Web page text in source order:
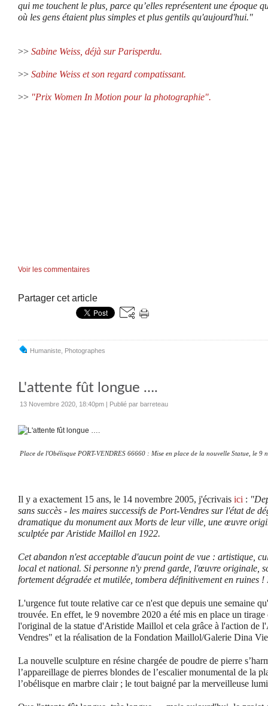
qui me touchent le plus, parce qu’elles représentent une époque
où les gens étaient plus simples et plus gentils qu'aujourd'hui."
>> Sabine Weiss, déjà sur Parisperdu.
>> Sabine Weiss et son regard compatissant.
>> "Prix Women In Motion pour la photographie".
Voir les commentaires
Partager cet article
Humaniste Photographes
L'attente fût longue ….
13 Novembre 2020, 18:40pm | Publié par barreteau
Place de l'Obélisque PORT-VENDRES 66660 : Mise en place de la nouvelle Statue, le 9
Il y a exactement 15 ans, le 14 novembre 2005, j'écrivais ici :
sans succès - les maires successifs de Port-Vendres sur l'état de
dramatique du monument aux Morts de leur ville, une œuvre
sculptée par Aristide Maillol en 1922.
Cet abandon n'est acceptable d'aucun point de vue : artistique,
local et national. Si personne n'y prend garde, l'œuvre originale,
fortement dégradée et mutilée, tombera définitivement en ruines
L'urgence fut toute relative car ce n'est que depuis une semaine
trouvée. En effet, le 9 novembre 2020 a été mis en place un tirage
l'original de la statue d'Aristide Maillol et cela grâce à l'action de
Vendres" et la réalisation de la Fondation Maillol/Galerie Dina
La nouvelle sculpture en résine chargée de poudre de pierre
l’appareillage de pierres blondes de l’escalier monumental de la
l’obélisque en marbre clair ; le tout baigné par la merveilleuse